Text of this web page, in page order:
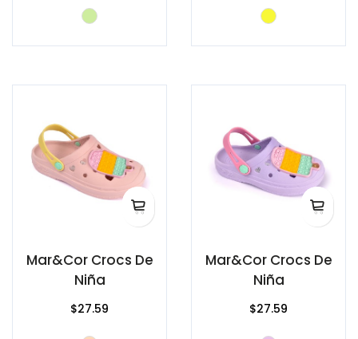
Mar&Cor Crocs De
Niña
$27.59
Mar&Cor Crocs De
Niña
$27.59